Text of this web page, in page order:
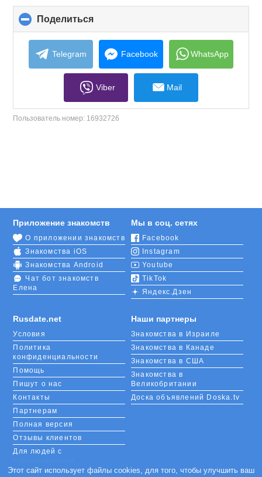
Поделиться
to
collapse
contents
Telegram Facebook WhatsApp
Viber Mail
Пользователь номер: 16932726
Rusdate.net
Условия
Политика
конфиденциальности
Помощь
Пишут о нас
Контакты
Партнерам
Полная версия
Отзывы клиентов
Для людей с
возможностями
Приложение знакомств
О приложении знакомств
Знакомства iOS
Знакомства Android
Чат бот знакомств
Елена
Мы в соц. сетях
Facebook
Instagram
Youtube
TikTok
Яндекс.Дзен
Наши партнеры
Знакомства в Израиле
Знакомства в Канаде
Знакомства в США
Знакомства в
Великобритании
Доска объявлений Doska.tv
Этот сайт использует файлы cookies, для того, чтобы улучшить ваш